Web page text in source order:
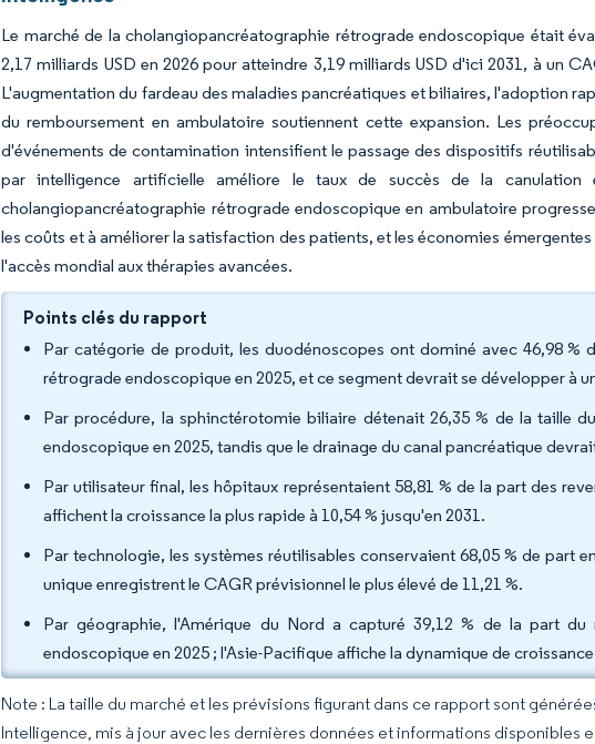
Le marché de la cholangiopancréatographie rétrograde endoscopique était
2,17 milliards USD en 2026 pour atteindre 3,19 milliards USD d'ici 2031, à un
L'augmentation du fardeau des maladies pancréatiques et biliaires, l'adoption
du remboursement en ambulatoire soutiennent cette expansion. Les
d'événements de contamination intensifient le passage des dispositifs
par intelligence artificielle améliore le taux de succès de la
cholangiopancréatographie rétrograde endoscopique en ambulatoire
les coûts et à améliorer la satisfaction des patients, et les économies
l'accès mondial aux thérapies avancées.
Points clés du rapport
Par catégorie de produit, les duodénoscopes ont dominé avec 46,98 %
rétrograde endoscopique en 2025, et ce segment devrait se développer à
Par procédure, la sphinctérotomie biliaire détenait 26,35 % de la taille
endoscopique en 2025, tandis que le drainage du canal pancréatique
Par utilisateur final, les hôpitaux représentaient 58,81 % de la part des
affichent la croissance la plus rapide à 10,54 % jusqu'en 2031.
Par technologie, les systèmes réutilisables conservaient 68,05 % de part
unique enregistrent le CAGR prévisionnel le plus élevé de 11,21 %.
Par géographie, l'Amérique du Nord a capturé 39,12 % de la part du
endoscopique en 2025 ; l'Asie-Pacifique affiche la dynamique de
Note : La taille du marché et les prévisions figurant dans ce rapport sont
Intelligence, mis à jour avec les dernières données et informations disponibles